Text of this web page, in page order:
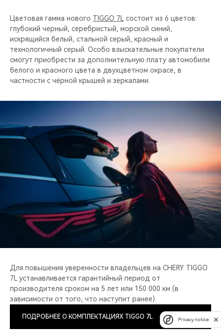
Цветовая гамма нового TIGGO 7L состоит из 6 цветов:
глубокий черный, серебристый, морской синий,
искрящийся белый, стальной серый, красный и
технологичный серый. Особо взыскательные покупатели
смогут приобрести за дополнительную плату автомобили
белого и красного цвета в двухцветном окрасе, в
частности с чёрной крышей и зеркалами.
Для повышения уверенности владельцев на CHERY TIGGO
7L устанавливается гарантийный период от
производителя сроком на 5 лет или 150 000 км (в
зависимости от того, что наступит ранее).
ПОДРОБНЕЕ О КОМПЛЕКТАЦИЯХ TIGGO 7L Privacy notice